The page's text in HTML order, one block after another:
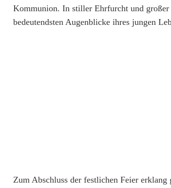
Kommunion. In stiller Ehrfurcht und
bedeutendsten Augenblicke ihres jungen
Zum Abschluss der festlichen Feier